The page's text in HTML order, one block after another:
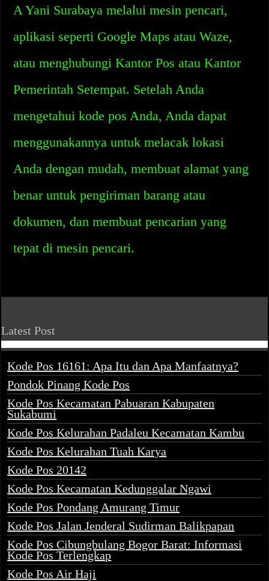
A Yani Surabaya melalui mesin pencari,
aplikasi seperti Google Maps atau Waze,
atau menghubungi Kantor Pos atau Kantor
Pemerintah Setempat. Setelah Anda
mengetahui kode pos Anda, Anda dapat
menggunakannya untuk melacak lokasi
Anda dengan mudah, membuat alamat yang
benar untuk pengiriman barang atau
dokumen, dan membuat pencarian yang
tepat di mesin pencari.
Latest Post
Kode Pos 16161: Apa Itu dan Apa Manfaatnya?
Pondok Pinang Kode Pos
Kode Pos Kecamatan Pabuaran Kabupaten
Sukabumi
Kode Pos Kelurahan Padaleu Kecamatan Kambu
Kode Pos Kelurahan Tuah Karya
Kode Pos 20142
Kode Pos Kecamatan Kedunggalar Ngawi
Kode Pos Pondang Amurang Timur
Kode Pos Jalan Jenderal Sudirman Balikpapan
Kode Pos Cibungbulang Bogor Barat: Informasi
Kode Pos Terlengkap
Kode Pos Air Haji